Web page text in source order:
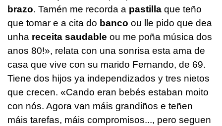
brazo. Tamén me recorda a pastilla que teño
que tomar e a cita do banco ou lle pido que dea
unha receita saudable ou me poña música dos
anos 80!», relata con una sonrisa esta ama de
casa que vive con su marido Fernando, de 69.
Tiene dos hijos ya independizados y tres nietos
que crecen. «Cando eran bebés estaban moito
con nós. Agora van máis grandiños e teñen
máis tarefas, máis compromisos..., pero seguen